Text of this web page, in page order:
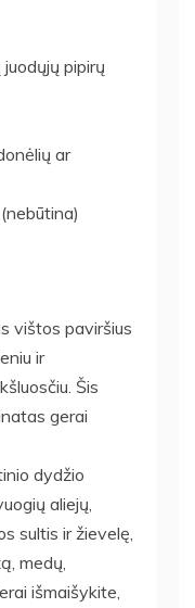
pipirų
ar
vištos paviršius
ir
Šis
gerai
dydžio
aliejų,
sultis ir žievelę,
medų,
išmaišykite,